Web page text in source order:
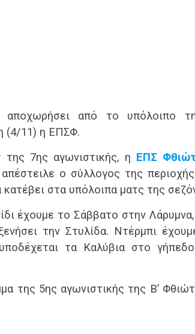
από το υπόλοιπο
(4/11) η ΕΠΣΦ.
7ης αγωνιστικής, η ΕΠΣ
ο σύλλογος της
στα υπόλοιπα ματς της
έχουμε το Σάββατο στην
την Στυλίδα. Ντέρμπι
τα Καλύβια στο
της 5ης αγωνιστικής της Β’